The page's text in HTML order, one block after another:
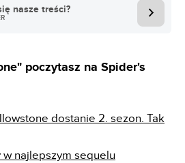
nasze treści?
poczytasz na Spider's
dostanie 2. sezon. Tak
w najlepszym sequelu